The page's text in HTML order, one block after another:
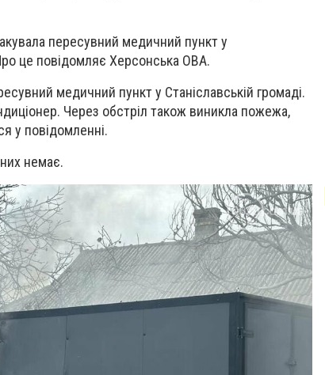
пересувний медичний пункт у
це повідомляє Херсонська ОВА.
медичний пункт у Станіславській громаді.
Через обстріл також виникла пожежа,
у повідомленні.
немає.